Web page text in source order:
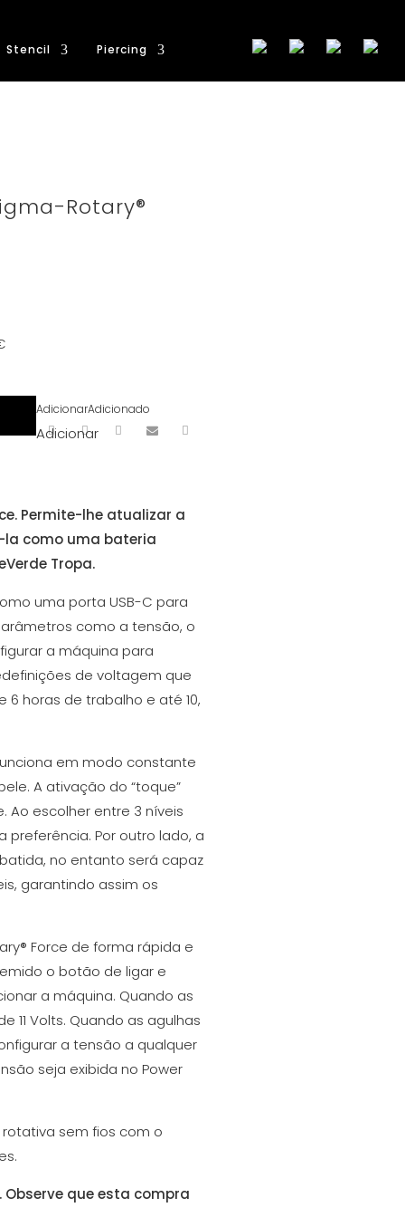
Stencil Piercing
Rotary®
AdicionarAdicionado
Adicionar
Permite-lhe atualizar a
como uma bateria
Verde Tropa.
uma porta USB-C para
como a tensão, o
a máquina para
de voltagem que
horas de trabalho e até 10,
em modo constante
A ativação do “toque”
escolher entre 3 níveis
Por outro lado, a
no entanto será capaz
garantindo assim os
Force de forma rápida e
o botão de ligar e
a máquina. Quando as
Volts. Quando as agulhas
a tensão a qualquer
seja exibida no Power
sem fios com o
que esta compra